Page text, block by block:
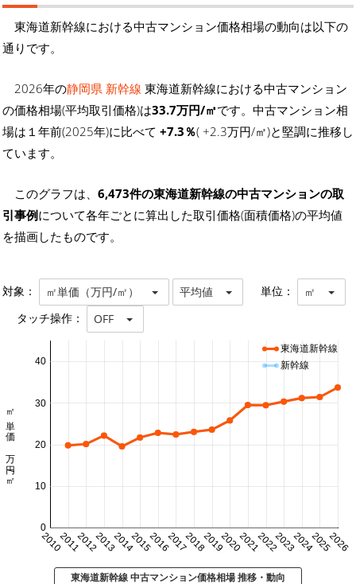
東海道新幹線における中古マンション価格相場の動向は以下の
通りです。
2026年の静岡県 新幹線 東海道新幹線における中古マンション
の価格相場(平均取引価格)は33.7万円/㎡です。中古マンション相
場は１年前(2025年)に比べて +7.3％( +2.3万円/㎡)と堅調に推移し
ています。
このグラフは、 6,473件の東海道新幹線の中古マンションの取
引事例について各年ごとに算出した取引価格(面積価格)の平均値
を描画したものです。
対象： ㎡単価（万円/㎡） 平均値 単位： ㎡
タッチ操作： OFF
20102011201220132014201520162017201820192020202120222023202420252026
0
10
20
30
40
㎡単価 万円/㎡
東海道新幹線
新幹線
東海道新幹線 中古マンション価格相場 推移・動向